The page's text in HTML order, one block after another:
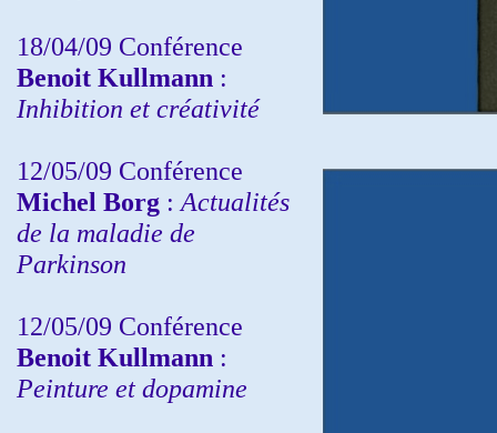
18/04/09 Conférence
Benoit Kullmann :
Inhibition et créativité
12/05/09 Conférence
Michel Borg : Actualités
de la maladie de
Parkinson
12/05/09 Conférence
Benoit Kullmann :
Peinture et dopamine